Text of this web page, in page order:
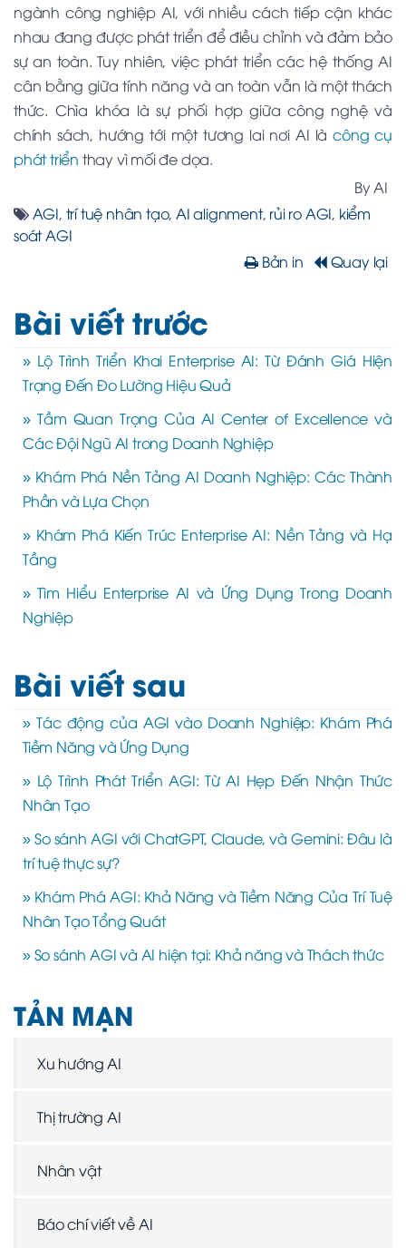
ngành công nghiệp AI, với nhiều cách tiếp cận khác
nhau đang được phát triển để điều chỉnh và đảm bảo
sự an toàn. Tuy nhiên, việc phát triển các hệ thống AI
cân bằng giữa tính năng và an toàn vẫn là một thách
thức. Chìa khóa là sự phối hợp giữa công nghệ và
chính sách, hướng tới một tương lai nơi AI làcông cụ
phát triển thay vì mối đe dọa.
By AI
AGI, trí tuệ nhân tạo,AI alignment, rủi ro AGI, kiểm
soát AGI
Bản in
Quay lại
Bài viết trước
» Lộ Trình Triển Khai Enterprise AI: Từ Đánh Giá Hiện
Trạng Đến Đo Lường Hiệu Quả
» Tầm Quan Trọng Của AI Center of Excellence và
Các Đội Ngũ AI trong Doanh Nghiệp
» Khám Phá Nền Tảng AI Doanh Nghiệp: Các Thành
Phần và Lựa Chọn
» Khám Phá Kiến Trúc Enterprise AI: Nền Tảng và Hạ
Tầng
» Tìm Hiểu Enterprise AI và Ứng Dụng Trong Doanh
Nghiệp
Bài viết sau
» Tác động của AGI vào Doanh Nghiệp: Khám Phá
Tiềm Năng và Ứng Dụng
» Lộ Trình Phát Triển AGI: Từ AI Hẹp Đến Nhận Thức
Nhân Tạo
» So sánh AGI với ChatGPT, Claude, và Gemini: Đâu là
trí tuệ thực sự?
» Khám Phá AGI: Khả Năng và Tiềm Năng Của Trí Tuệ
Nhân Tạo Tổng Quát
» So sánh AGI và AI hiện tại: Khả năng và Thách thức
TẢN MẠN
Xu hướng AI
Thị trường AI
Nhân vật
Báo chí viết về AI